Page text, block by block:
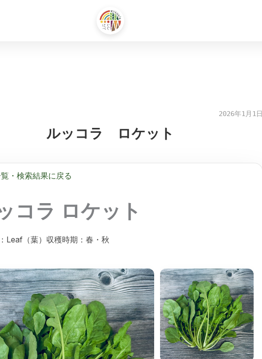
ルッコラ ロケット
2026年1月1日
・検索結果に戻る
コラ ロケット
Leaf（葉） 収穫時期：春・秋